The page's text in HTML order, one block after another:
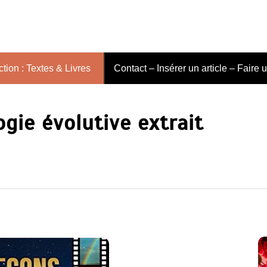
: Textes & Livres Contact – Insérer un article – Faire
évolutive extrait